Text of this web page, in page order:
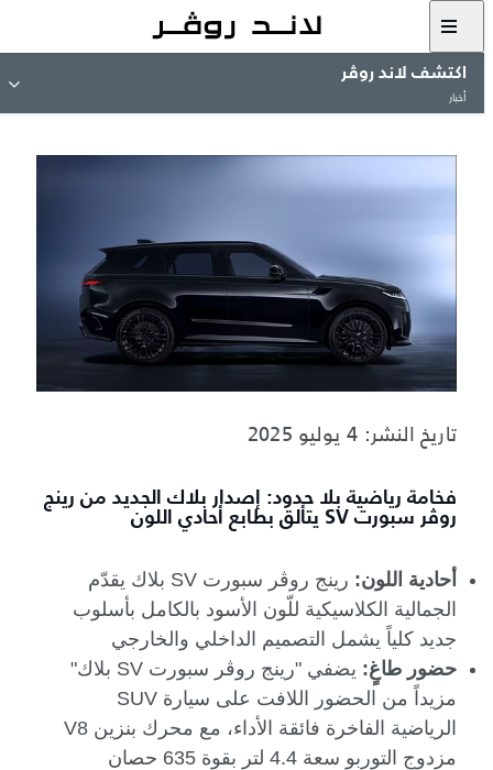
اكتشف لاند روڤر
أخبار
تاريخ النشر: 4 يوليو 2025
فخامة رياضية بلا حدود: إصدار بلاك الجديد من رينج
روڤر سبورت SV يتألق بطابع أحادي اللون
أحادية اللون: رينج روڤر سبورت SV بلاك يقدّم
الجمالية الكلاسيكية للّون الأسود بالكامل بأسلوب
جديد كلياً يشمل التصميم الداخلي والخارجي
حضور طاغٍ: يضفي "رينج روڤر سبورت SV بلاك"
مزيداً من الحضور اللافت على سيارة SUV
الرياضية الفاخرة فائقة الأداء، مع محرك بنزين V8
مزدوج التوربو سعة 4.4 لتر بقوة 635 حصان